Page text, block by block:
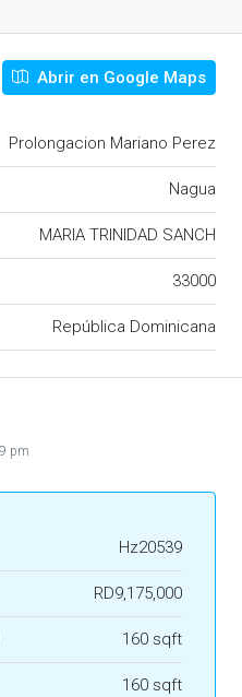
Abrir en Google Maps
Prolongacion Mariano Perez
Nagua
MARIA TRINIDAD SANCH
33000
República Dominicana
pm
Hz20539
RD9,175,000
160 sqft
160 sqft